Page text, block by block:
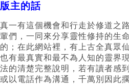
版主的話
真一有這個機會和行走於修道之
輩們，一同來分享靈性修持的生
的；在此網站裡，有上古全真眾
也有最真實和最不為人知的靈界
法的清楚完整說明，若有讀者感
或以電話作為溝通，千萬別因此